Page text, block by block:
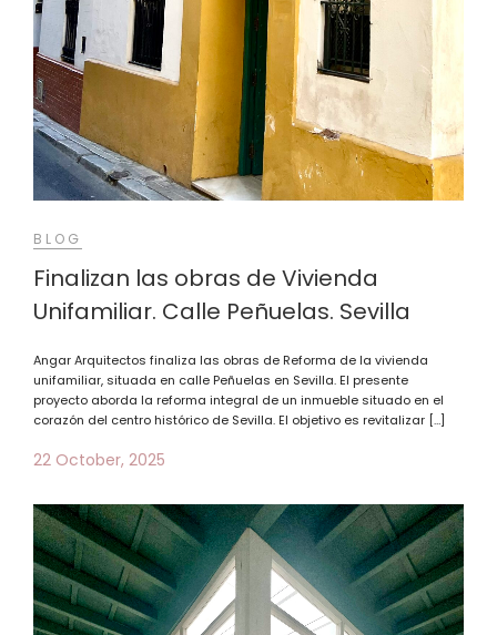
BLOG
Finalizan las obras de Vivienda
Unifamiliar. Calle Peñuelas. Sevilla
Angar Arquitectos finaliza las obras de Reforma de la vivienda
unifamiliar, situada en calle Peñuelas en Sevilla. El presente
proyecto aborda la reforma integral de un inmueble situado en el
corazón del centro histórico de Sevilla. El objetivo es revitalizar […]
22 October, 2025